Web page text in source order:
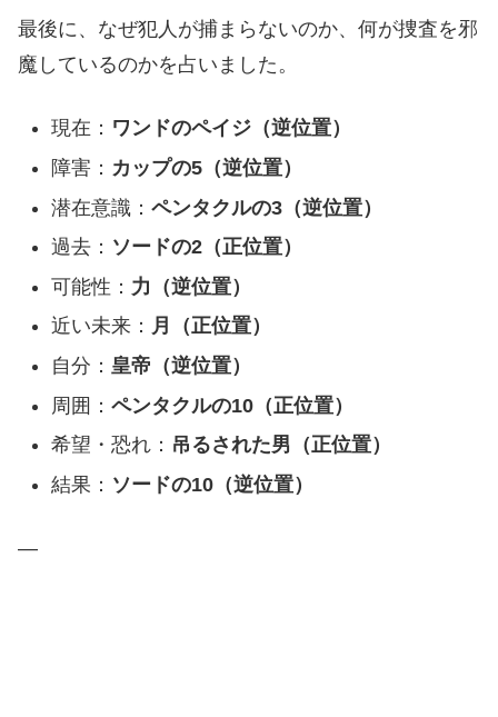
最後に、なぜ犯人が捕まらないのか、何が捜査を邪
魔しているのかを占いました。
現在： ワンドのペイジ（逆位置）
障害： カップの5（逆位置）
潜在意識： ペンタクルの3（逆位置）
過去： ソードの2（正位置）
可能性： 力（逆位置）
近い未来： 月（正位置）
自分： 皇帝（逆位置）
周囲： ペンタクルの10（正位置）
希望・恐れ： 吊るされた男（正位置）
結果： ソードの10（逆位置）
—